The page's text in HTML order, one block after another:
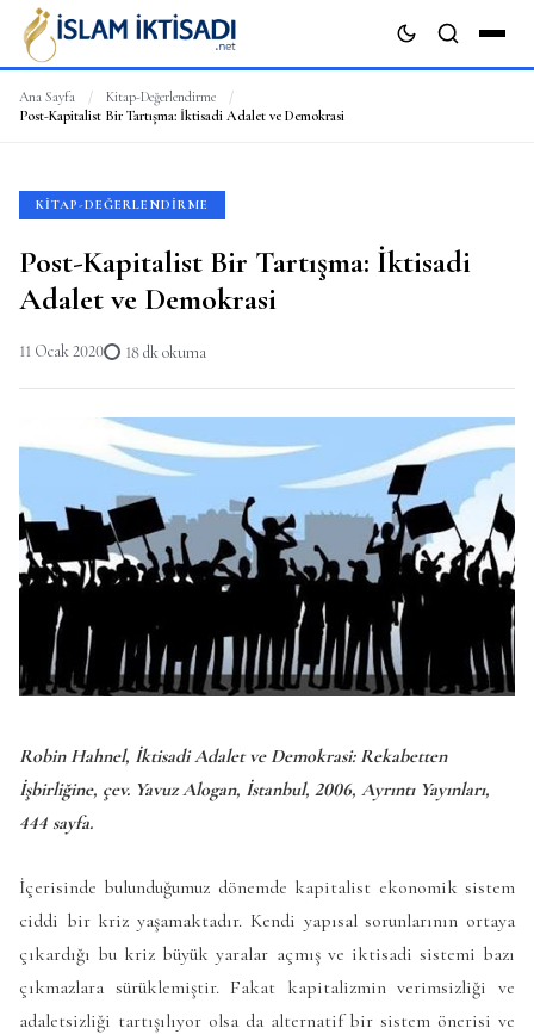
ARA
Ana Sayfa / Kitap-Değerlendirme
/
Post-Kapitalist Bir Tartışma: İktisadi Adalet ve Demokrasi
KITAP-DEĞERLENDIRME
Post-Kapitalist Bir Tartışma: İktisadi
Adalet ve Demokrasi
11 Ocak 2020 18 dk okuma
Robin Hahnel, İktisadi Adalet ve Demokrasi: Rekabetten
İşbirliğine, çev. Yavuz Alogan, İstanbul, 2006, Ayrıntı Yayınları,
444 sayfa.
İçerisinde bulunduğumuz dönemde kapitalist ekonomik sistem
ciddi bir kriz yaşamaktadır. Kendi yapısal sorunlarının ortaya
çıkardığı bu kriz büyük yaralar açmış ve iktisadi sistemi bazı
çıkmazlara sürüklemiştir. Fakat kapitalizmin verimsizliği ve
adaletsizliği tartışılıyor olsa da alternatif bir sistem önerisi ve